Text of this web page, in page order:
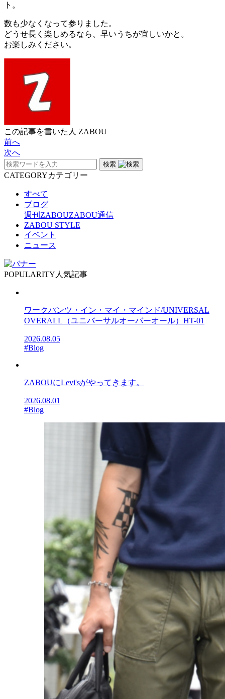
ト。
数も少なくなって参りました。
どうせ長く楽しめるなら、早いうちが宜しいかと。
お楽しみください。
この記事を書いた人 ZABOU
前へ
次へ
検索
CATEGORYカテゴリー
すべて
ブログ
週刊ZABOUZABOU通信
ZABOU STYLE
イベント
ニュース
POPULARITY人気記事
ワークパンツ・イン・マイ・マインド/UNIVERSAL
OVERALL（ユニバーサルオーバーオール）HT-01
2026.08.05
#Blog
ZABOUにLevi'sがやってきます。
2026.08.01
#Blog